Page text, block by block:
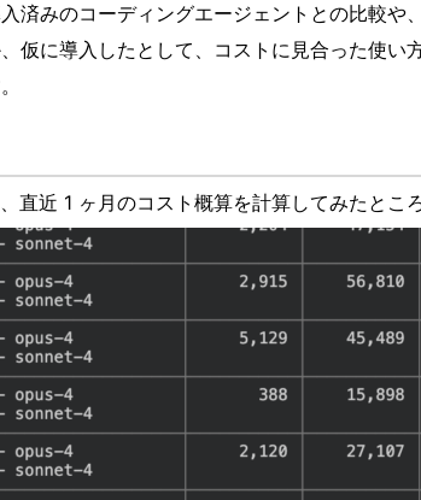
済みのコーディングエージェントとの比較や
仮に導入したとして、コストに見合った使い
直近 1 ヶ月のコスト概算を計算してみたとこ